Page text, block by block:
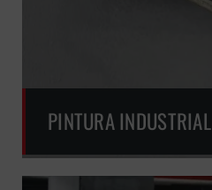
PINTURA INDUSTRIAL